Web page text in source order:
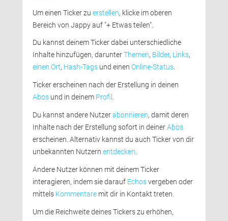
Um einen Ticker zu erstellen, klicke im oberen
Bereich von Jappy auf "+ Etwas teilen".
Du kannst deinem Ticker dabei unterschiedliche
Inhalte hinzufügen, darunterThemen, Bilder, Links,
einen Ort, Hash-Tags und einen Online-Status.
Ticker erscheinen nach der Erstellung in deinen
Abos und in deinem Profil .
Du kannst andere Nutzer abonnieren, damit deren
Inhalte nach der Erstellung sofort in deinerAbos
erscheinen. Alternativ kannst du auch Ticker von dir
unbekannten Nutzern entdecken.
Andere Nutzer können mit deinem Ticker
interagieren, indem sie darauf Echosvergeben oder
mittels Kommentare mit dir in Kontakt treten.
Um die Reichweite deines Tickers zu erhöhen,